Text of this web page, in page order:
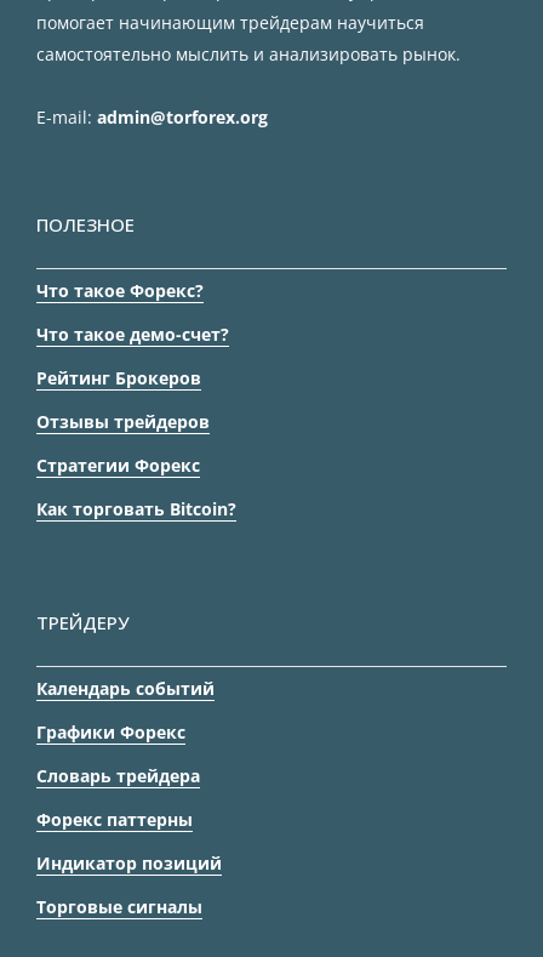
помогает начинающим трейдерам научиться
самостоятельно мыслить и анализировать рынок.
E-mail: admin@torforex.org
ПОЛЕЗНОЕ
Что такое Форекс?
Что такое демо-счет?
Рейтинг Брокеров
Отзывы трейдеров
Стратегии Форекс
Как торговать Bitcoin?
ТРЕЙДЕРУ
Календарь событий
Графики Форекс
Словарь трейдера
Форекс паттерны
Индикатор позиций
Торговые сигналы